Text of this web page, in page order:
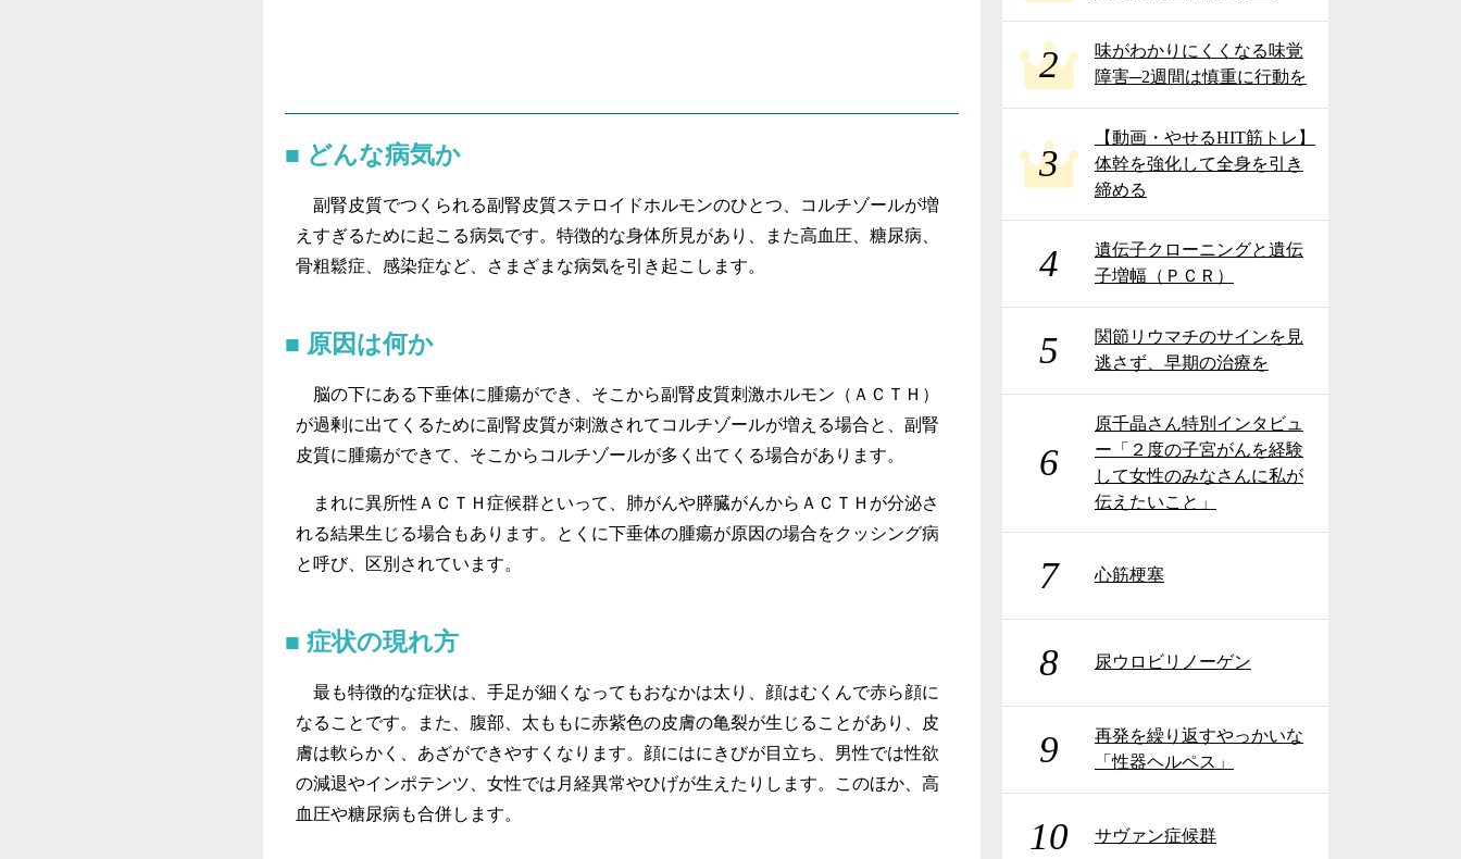
どんな病気か
副腎皮質でつくられる副腎皮質ステロイドホルモンのひとつ、コルチゾールが増
えすぎるために起こる病気です。特徴的な身体所見があり、また高血圧、糖尿病、
骨粗鬆症、感染症など、さまざまな病気を引き起こします。
原因は何か
脳の下にある下垂体に腫瘍ができ、そこから副腎皮質刺激ホルモン（ＡＣＴＨ）
が過剰に出てくるために副腎皮質が刺激されてコルチゾールが増える場合と、副腎
皮質に腫瘍ができて、そこからコルチゾールが多く出てくる場合があります。
まれに異所性ＡＣＴＨ症候群といって、肺がんや膵臓がんからＡＣＴＨが分泌さ
れる結果生じる場合もあります。とくに下垂体の腫瘍が原因の場合をクッシング病
と呼び、区別されています。
症状の現れ方
最も特徴的な症状は、手足が細くなってもおなかは太り、顔はむくんで赤ら顔に
なることです。また、腹部、太ももに赤紫色の皮膚の亀裂が生じることがあり、皮
膚は軟らかく、あざができやすくなります。顔にはにきびが目立ち、男性では性欲
の減退やインポテンツ、女性では月経異常やひげが生えたりします。このほか、高
血圧や糖尿病も合併します。
2
味がわかりにくくなる味覚
障害─2週間は慎重に行動を
3
【動画・やせるHIT筋トレ】
体幹を強化して全身を引き
締める
4
遺伝子クローニングと遺伝
子増幅（ＰＣＲ）
5
関節リウマチのサインを見
逃さず、早期の治療を
6
原千晶さん特別インタビュ
ー「２度の子宮がんを経験
して女性のみなさんに私が
伝えたいこと」
7 心筋梗塞
8 尿ウロビリノーゲン
9
再発を繰り返すやっかいな
「性器ヘルペス」
10 サヴァン症候群